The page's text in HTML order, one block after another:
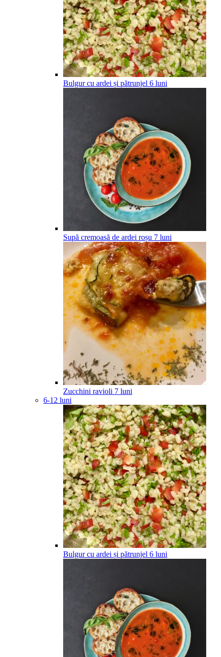
Bulgur cu ardei și pătrunjel 6 luni
Supă cremoasă de ardei roșu 7 luni
Zucchini ravioli 7 luni
6-12 luni
Bulgur cu ardei și pătrunjel 6 luni